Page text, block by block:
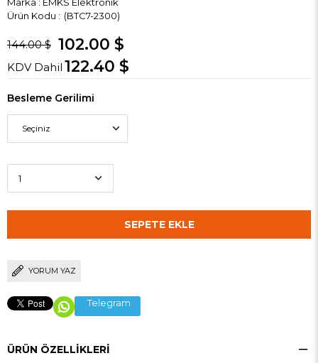
(BTC7-2300)
144.00 $ 102.00 $
KDV Dahil 122.40 $
Besleme Gerilimi
YORUM YAZ
Telegram
ÜRÜN ÖZELLIKLERI